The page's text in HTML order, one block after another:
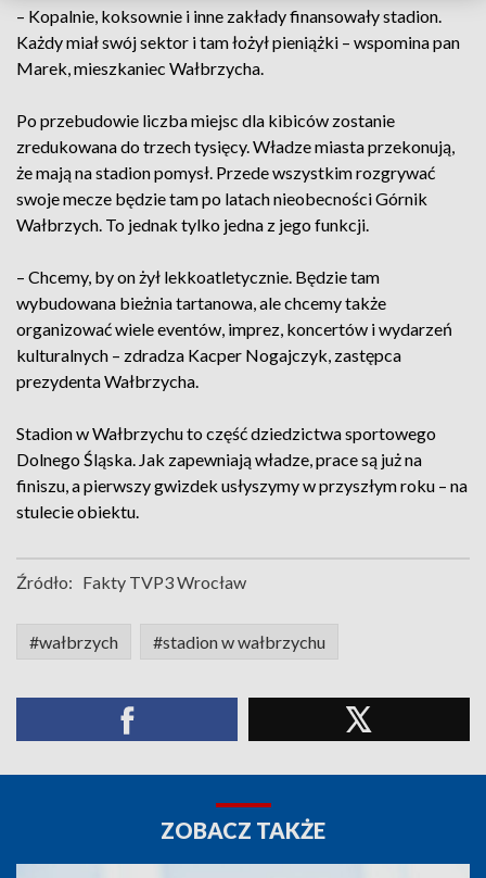
– Kopalnie, koksownie i inne zakłady finansowały stadion.
Każdy miał swój sektor i tam łożył pieniążki – wspomina pan
Marek, mieszkaniec Wałbrzycha.
Po przebudowie liczba miejsc dla kibiców zostanie
zredukowana do trzech tysięcy. Władze miasta przekonują,
że mają na stadion pomysł. Przede wszystkim rozgrywać
swoje mecze będzie tam po latach nieobecności Górnik
Wałbrzych. To jednak tylko jedna z jego funkcji.
– Chcemy, by on żył lekkoatletycznie. Będzie tam
wybudowana bieżnia tartanowa, ale chcemy także
organizować wiele eventów, imprez, koncertów i wydarzeń
kulturalnych – zdradza Kacper Nogajczyk, zastępca
prezydenta Wałbrzycha.
Stadion w Wałbrzychu to część dziedzictwa sportowego
Dolnego Śląska. Jak zapewniają władze, prace są już na
finiszu, a pierwszy gwizdek usłyszymy w przyszłym roku – na
stulecie obiektu.
Źródło: Fakty TVP3 Wrocław
#wałbrzych #stadion w wałbrzychu
ZOBACZ TAKŻE